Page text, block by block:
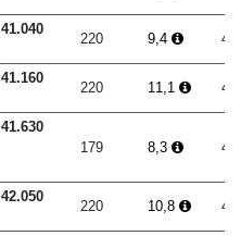
41.040
220 9,4
41.160
220 11,1
41.630
179
8,3
42.050
220 10,8